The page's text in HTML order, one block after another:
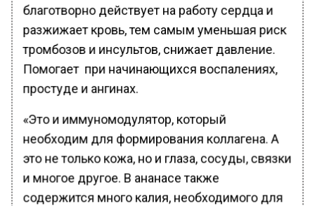
благотворно действует на работу сердца и
разжижает кровь, тем самым уменьшая риск
тромбозов и инсультов, снижает давление.
Помогает при начинающихся воспалениях,
простуде и ангинах.
«Это и иммуномодулятор, который
необходим для формирования коллагена. А
это не только кожа, но и глаза, сосуды, связки
и многое другое. В ананасе также
содержится много калия, необходимого для